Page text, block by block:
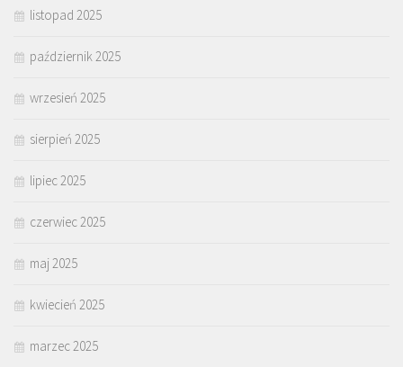
listopad 2025
październik 2025
wrzesień 2025
sierpień 2025
lipiec 2025
czerwiec 2025
maj 2025
kwiecień 2025
marzec 2025